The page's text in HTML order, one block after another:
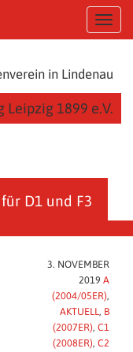
T
o
n
g
in Lindenau
1899 e.V.
D1 und F3
3. NOVEMBER
2019 A
(2004/05ER),
AKTUELL, B
(2007ER), C1
(2008ER), C2